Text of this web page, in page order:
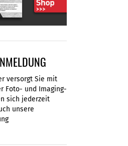
versorgt Sie mit
Foto- und Imaging-
sich jederzeit
unsere